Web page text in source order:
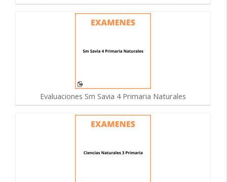
Evaluaciones Sm Savia 4 Primaria Naturales